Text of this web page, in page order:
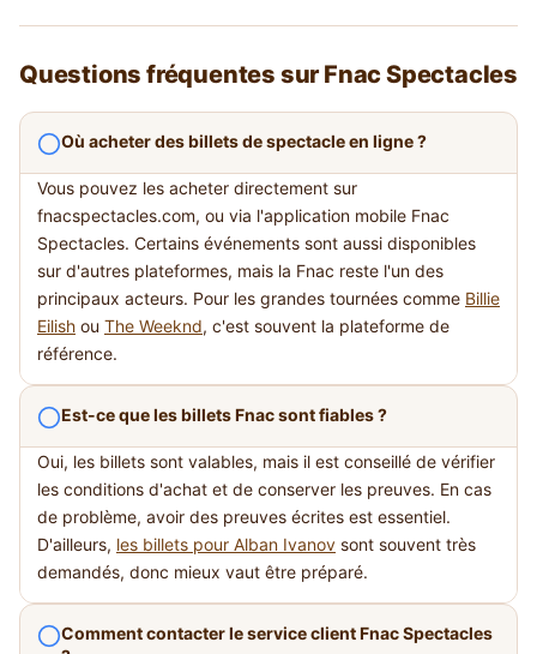
Questions fréquentes sur Fnac Spectacles
Où acheter des billets de spectacle en ligne ?
Vous pouvez les acheter directement sur
fnacspectacles.com, ou via l'application mobile Fnac
Spectacles. Certains événements sont aussi disponibles
sur d'autres plateformes, mais la Fnac reste l'un des
principaux acteurs. Pour les grandes tournées comme Billie
Eilish ou The Weeknd, c'est souvent la plateforme de
référence.
Est-ce que les billets Fnac sont fiables ?
Oui, les billets sont valables, mais il est conseillé de vérifier
les conditions d'achat et de conserver les preuves. En cas
de problème, avoir des preuves écrites est essentiel.
D'ailleurs, les billets pour Alban Ivanov sont souvent très
demandés, donc mieux vaut être préparé.
Comment contacter le service client Fnac Spectacles